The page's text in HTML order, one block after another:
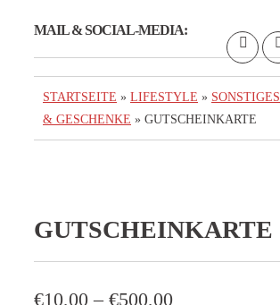
MAIL & SOCIAL-MEDIA:
STARTSEITE » LIFESTYLE » SONSTIGES
& GESCHENKE » GUTSCHEINKARTE
GUTSCHEINKARTE
€10,00 – €500,00